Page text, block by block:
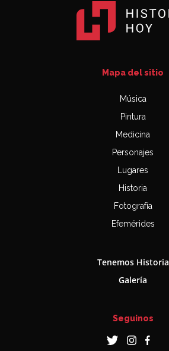
Mapa del sitio
Música
Pintura
Medicina
Personajes
Lugares
Historia
Fotografía
Efemérides
Tenemos Historia
Galería
Seguinos